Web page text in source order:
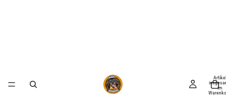
Artikel
im